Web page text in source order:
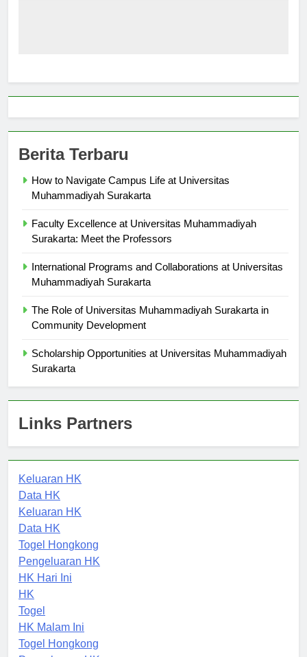
Berita Terbaru
How to Navigate Campus Life at Universitas
Faculty Excellence at Universitas Muhammadiyah
International Programs and Collaborations at Universitas
The Role of Universitas Muhammadiyah Surakarta in
Scholarship Opportunities at Universitas Muhammadiyah
Links Partners
Keluaran HK
Data HK
Keluaran HK
Data HK
Togel Hongkong
Pengeluaran HK
HK Hari Ini
HK
Togel
HK Malam Ini